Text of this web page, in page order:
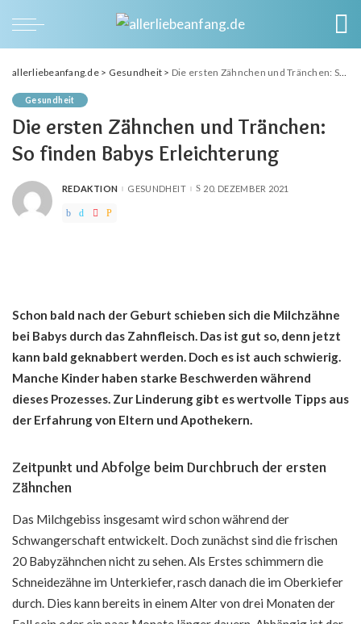
allerliebeanfang.de> Gesundheit > Die ersten Zähnchen und Tränchen: So finden Babys Erleichterung
Gesundheit
Die ersten Zähnchen und Tränchen:
So finden Babys Erleichterung
POSTED
REDAKTION GESUNDHEIT 20. DEZEMBER 2021
Schon bald nach der Geburt schieben sich die Milchzähne
bei Babys durch das Zahnfleisch. Das ist gut so, denn jetzt
kann bald geknabbert werden. Doch es ist auch schwierig.
Manche Kinder haben starke Beschwerden während
dieses Prozesses. Zur Linderung gibt es wertvolle Tipps aus
der Erfahrung von Eltern und Apothekern.
Zeitpunkt und Abfolge beim Durchbruch der ersten
Zähnchen
Das Milchgebiss insgesamt wird schon während der
Schwangerschaft entwickelt. Doch zunächst sind die frischen
20 Babyzähnchen nicht zu sehen. Als Erstes schimmern die
Schneidezähne im Unterkiefer, rasch danach die im Oberkiefer
durch. Dies kann bereits in einem Alter von drei Monaten der